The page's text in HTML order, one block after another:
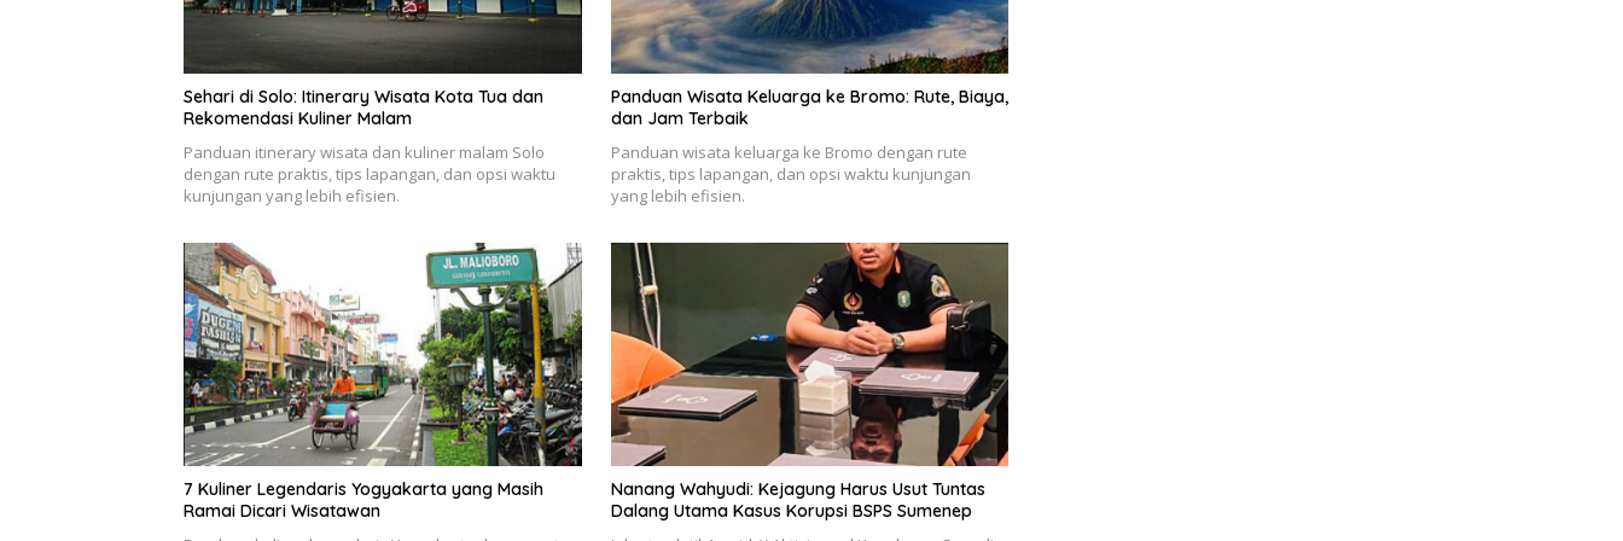
Sehari di Solo: Itinerary Wisata Kota Tua dan
Rekomendasi Kuliner Malam
Panduan itinerary wisata dan kuliner malam Solo
dengan rute praktis, tips lapangan, dan opsi waktu
kunjungan yang lebih efisien.
Panduan Wisata Keluarga ke Bromo: Rute, Biaya,
dan Jam Terbaik
Panduan wisata keluarga ke Bromo dengan rute
praktis, tips lapangan, dan opsi waktu kunjungan
yang lebih efisien.
7 Kuliner Legendaris Yogyakarta yang Masih
Ramai Dicari Wisatawan
Nanang Wahyudi: Kejagung Harus Usut Tuntas
Dalang Utama Kasus Korupsi BSPS Sumenep